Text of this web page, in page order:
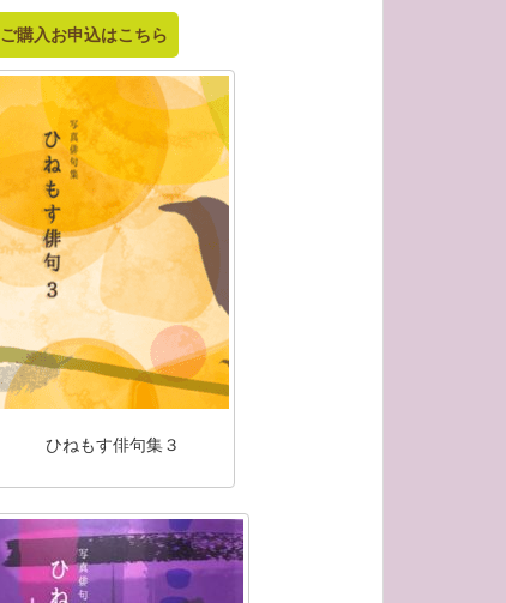
ご購入お申込はこちら
ひねもす俳句集３